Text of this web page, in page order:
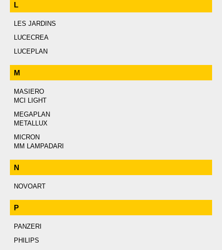
L
LES JARDINS
LUCECREA
LUCEPLAN
M
MASIERO
MCI LIGHT
MEGAPLAN
METALLUX
MICRON
MM LAMPADARI
N
NOVOART
P
PANZERI
PHILIPS